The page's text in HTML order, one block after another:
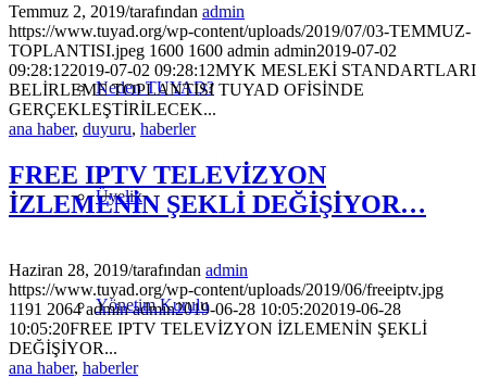
Neden TUYAD?
Üyelik
Yönetim Kurulu
Temmuz 2, 2019/tarafından admin
https://www.tuyad.org/wp-content/uploads/2019/07/03-TEMMUZ-
TOPLANTISI.jpeg 1600 1600 admin admin2019-07-02
09:28:122019-07-02 09:28:12MYK MESLEKİ STANDARTLARI
BELİRLEME TOPLANTISI TUYAD OFİSİNDE
GERÇEKLEŞTİRİLECEK...
ana haber, duyuru, haberler
FREE IPTV TELEVİZYON
İZLEMENİN ŞEKLİ DEĞİŞİYOR…
Haziran 28, 2019/tarafından admin
https://www.tuyad.org/wp-content/uploads/2019/06/freeiptv.jpg
1191 2064 admin admin2019-06-28 10:05:202019-06-28
10:05:20FREE IPTV TELEVİZYON İZLEMENİN ŞEKLİ
DEĞİŞİYOR...
ana haber, haberler